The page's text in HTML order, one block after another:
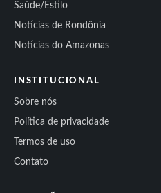
Saúde/Estilo
Notícias de Rondônia
Notícias do Amazonas
INSTITUCIONAL
Sobre nós
Política de privacidade
Termos de uso
Contato